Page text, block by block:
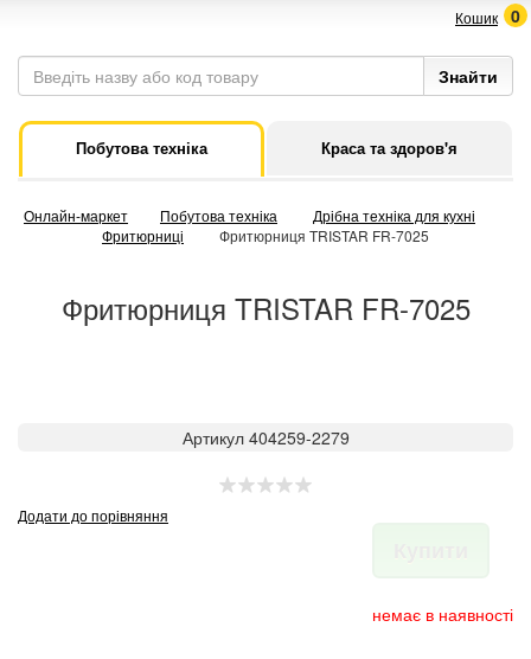
Кошик 0
Побутова техніка Краса та здоров'я
Онлайн-маркет Побутова техніка
Дрібна техніка для кухні
Фритюрниці
Фритюрниця TRISTAR FR-7025
Фритюрниця TRISTAR FR-7025
Артикул 404259-2279
Додати до порівняння
немає в наявності